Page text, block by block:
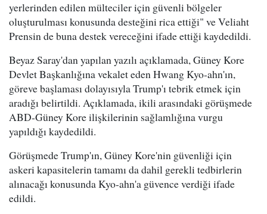
yerlerinden edilen mülteciler için güvenli bölgeler
oluşturulması konusunda desteğini rica ettiği" ve Veliaht
Prensin de buna destek vereceğini ifade ettiği kaydedildi.
Beyaz Saray'dan yapılan yazılı açıklamada, Güney Kore
Devlet Başkanlığına vekalet eden Hwang Kyo-ahn'ın,
göreve başlaması dolayısıyla Trump'ı tebrik etmek için
aradığı belirtildi. Açıklamada, ikili arasındaki görüşmede
ABD-Güney Kore ilişkilerinin sağlamlığına vurgu
yapıldığı kaydedildi.
Görüşmede Trump'ın, Güney Kore'nin güvenliği için
askeri kapasitelerin tamamı da dahil gerekli tedbirlerin
alınacağı konusunda Kyo-ahn'a güvence verdiği ifade
edildi.